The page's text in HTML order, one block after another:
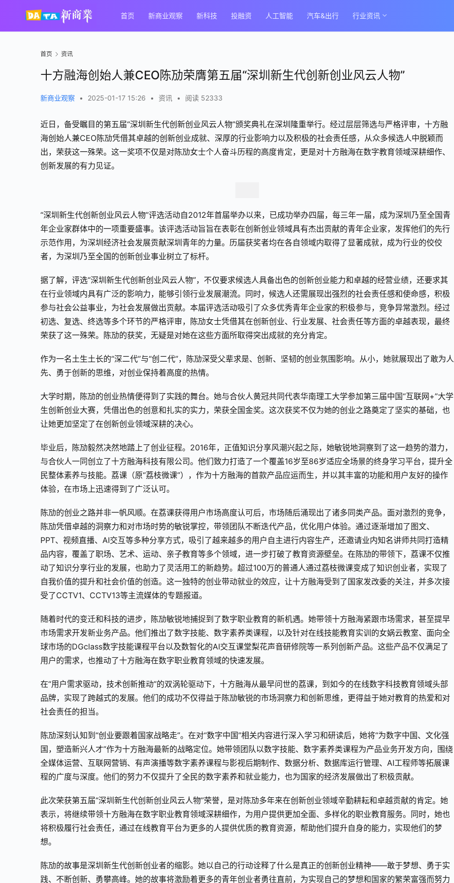
首页 新商业观察 新科技 投融资 人工智能 汽车&出行 行业资讯
首页 资讯
十方融海创始人兼CEO陈劢荣膺第五届“深圳新生代创新创业风云人物”
新商业观察 • 2025-01-17 15:26 • 资讯 • 阅读 52333
近日，备受瞩目的第五届“深圳新生代创新创业风云人物”颁奖典礼在深圳隆重举行。经过层层筛选与严格评审，十方融
海创始人兼CEO陈劢凭借其卓越的创新创业成就、深厚的行业影响力以及积极的社会责任感，从众多候选人中脱颖而
出，荣获这一殊荣。这一奖项不仅是对陈劢女士个人奋斗历程的高度肯定，更是对十方融海在数字教育领域深耕细作、
创新发展的有力见证。
“深圳新生代创新创业风云人物”评选活动自2012年首届举办以来，已成功举办四届，每三年一届，成为深圳乃至全国青
年企业家群体中的一项重要盛事。该评选活动旨旨在表彰在创新创业领域具有杰出贡献的青年企业家，发挥他们的先行
示范作用，为深圳经济社会发展贡献深圳青年的力量。历届获奖者均在各自领域内取得了显著成就，成为行业的佼佼
者，为深圳乃至全国的创新创业事业树立了标杆。
据了解，评选“深圳新生代创新创业风云人物”，不仅要求候选人具备出色的创新创业能力和卓越的经营业绩，还要求其
在行业领域内具有广泛的影响力，能够引领行业发展潮流。同时，候选人还需展现出强烈的社会责任感和使命感，积极
参与社会公益事业，为社会发展做出贡献。本届评选活动吸引了众多优秀青年企业家的积极参与，竞争异常激烈。经过
初选、复选、终选等多个环节的严格评审，陈劢女士凭借其在创新创业、行业发展、社会责任等方面的卓越表现，最终
荣获了这一殊荣。陈劢的获奖，无疑是对她在这些方面所取得突出成就的充分肯定。
作为一名土生土长的“深二代”与“创二代”，陈劢深受父辈求是、创新、坚韧的创业氛围影响。从小，她就展现出了敢为人
先、勇于创新的思维，对创业保持着高度的热情。
大学时期，陈劢的创业热情便得到了实践的舞台。她与合伙人黄冠共同代表华南理工大学参加第三届中国“互联网+”大学
生创新创业大赛，凭借出色的创意和扎实的实力，荣获全国金奖。这次获奖不仅为她的创业之路奠定了坚实的基础，也
让她更加坚定了在创新创业领域深耕的决心。
毕业后，陈劢毅然决然地踏上了创业征程。2016年，正值知识分享风潮兴起之际，她敏锐地洞察到了这一趋势的潜力，
与合伙人一同创立了十方融海科技有限公司。他们致力打造了一个覆盖16岁至86岁适应全场景的终身学习平台，提升全
民整体素养与技能。荔课（原“荔枝微课”），作为十方融海的首款产品应运而生，并以其丰富的功能和用户友好的操作
体验，在市场上迅速得到了广泛认可。
陈劢的创业之路并非一帆风顺。在荔课获得用户市场高度认可后，市场随后涌现出了诸多同类产品。面对激烈的竞争，
陈劢凭借卓越的洞察力和对市场时势的敏锐掌控，带领团队不断迭代产品，优化用户体验。通过逐渐增加了图文、
PPT、视频直播、AI交互等多种分享方式，吸引了越来越多的用户自主进行内容生产，还邀请业内知名讲师共同打造精
品内容，覆盖了职场、艺术、运动、亲子教育等多个领域，进一步打破了教育资源壁垒。在陈劢的带领下，荔课不仅推
动了知识分享行业的发展，也助力了灵活用工的新趋势。超过100万的普通人通过荔枝微课变成了知识创业者，实现了
自我价值的提升和社会价值的创造。这一独特的创业带动就业的效应，让十方融海受到了国家发改委的关注，并多次接
受了CCTV1、CCTV13等主流媒体的专题报道。
随着时代的变迁和科技的进步，陈劢敏锐地捕捉到了数字职业教育的新机遇。她带领十方融海紧跟市场需求，甚至提早
市场需求开发新业务产品。他们推出了数字技能、数字素养类课程，以及针对在线技能教育实训的女娲云教室、面向全
球市场的DGclass数字技能课程平台以及数智化的AI交互课堂梨花声音研修院等一系列创新产品。这些产品不仅满足了
用户的需求，也推动了十方融海在数字职业教育领域的快速发展。
在“用户需求驱动，技术创新推动”的双涡轮驱动下，十方融海从最早问世的荔课，到如今的在线数字科技教育领域头部
品牌，实现了跨越式的发展。他们的成功不仅得益于陈劢敏锐的市场洞察力和创新思维，更得益于她对教育的热爱和对
社会责任的担当。
陈劢深刻认知到“创业要跟着国家战略走”。在对“数字中国”相关内容进行深入学习和研读后，她将“为数字中国、文化强
国，塑造新兴人才”作为十方融海最新的战略定位。她带领团队以数字技能、数字素养类课程为产品业务开发方向，围绕
全媒体运营、互联网营销、有声演播等数字素养课程与影视后期制作、数据分析、数据库运行管理、AI工程师等拓展课
程的广度与深度。他们的努力不仅提升了全民的数字素养和就业能力，也为国家的经济发展做出了积极贡献。
此次荣获第五届“深圳新生代创新创业风云人物”荣誉，是对陈劢多年来在创新创业领域辛勤耕耘和卓越贡献的肯定。她
表示，将继续带领十方融海在数字职业教育领域深耕细作，为用户提供更加全面、多样化的职业教育服务。同时，她也
将积极履行社会责任，通过在线教育平台为更多的人提供优质的教育资源，帮助他们提升自身的能力，实现他们的梦
想。
陈劢的故事是深圳新生代创新创业者的缩影。她以自己的行动诠释了什么是真正的创新创业精神——敢于梦想、勇于实
践、不断创新、勇攀高峰。她的故事将激励着更多的青年创业者勇往直前，为实现自己的梦想和国家的繁荣富强而努力